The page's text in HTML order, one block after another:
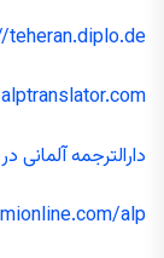
دارالترجمه
alp/